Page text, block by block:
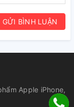
GỬI BÌNH LUẬN
Apple iPhone,